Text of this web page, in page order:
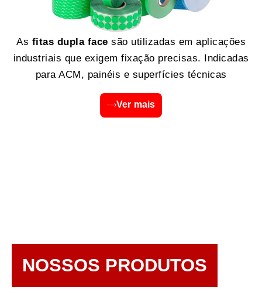
As fitas dupla face são utilizadas em aplicações
industriais que exigem fixação precisas. Indicadas
para ACM, painéis e superfícies técnicas
Ver mais
NOSSOS PRODUTOS